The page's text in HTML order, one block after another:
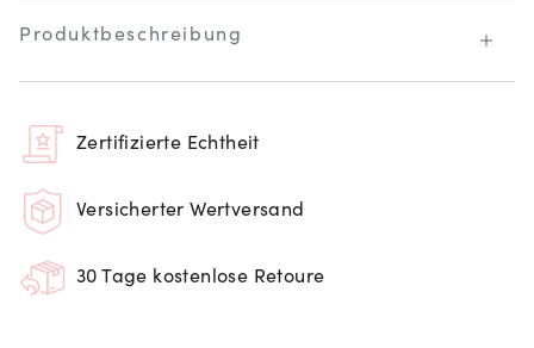
Produktbeschreibung
Zertifizierte Echtheit
Versicherter Wertversand
30 Tage kostenlose Retoure